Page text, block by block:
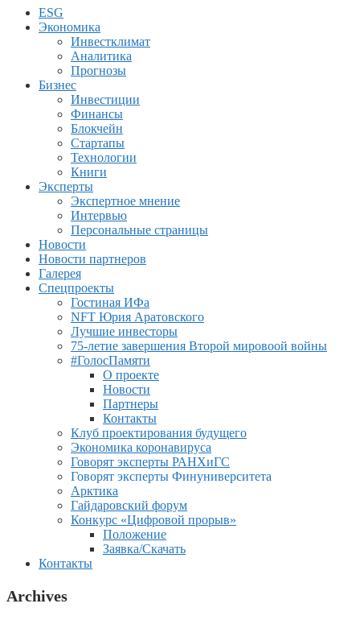
ESG
Экономика
Инвестклимат
Аналитика
Прогнозы
Бизнес
Инвестиции
Финансы
Блокчейн
Стартапы
Технологии
Книги
Эксперты
Экспертное мнение
Интервью
Персональные страницы
Новости
Новости партнеров
Галерея
Спецпроекты
Гостиная ИФа
NFT Юрия Аратовского
Лучшие инвесторы
75-летие завершения Второй мировоой войны
#ГолосПамяти
О проекте
Новости
Партнеры
Контакты
Клуб проектирования будущего
Экономика коронавируса
Говорят эксперты РАНХиГС
Говорят эксперты Финуниверситета
Арктика
Гайдаровский форум
Конкурс «Цифровой прорыв»
Положение
Заявка/Скачать
Контакты
Archives